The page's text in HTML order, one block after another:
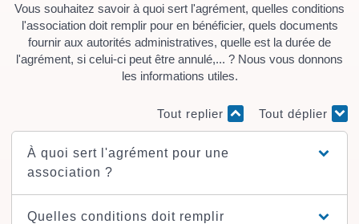
Vous souhaitez savoir à quoi sert l'agrément, quelles conditions
l'association doit remplir pour en bénéficier, quels documents
fournir aux autorités administratives, quelle est la durée de
l'agrément, si celui-ci peut être annulé,... ? Nous vous donnons
les informations utiles.
Tout replier Tout déplier
À quoi sert l'agrément pour une
association ?
Quelles conditions doit remplir